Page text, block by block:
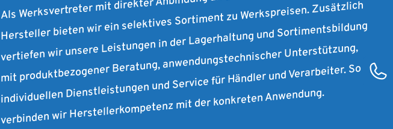
Hersteller bieten wir ein selektives Sortiment zu Werkspreisen. Zusätzlich
vertiefen wir unsere Leistungen in der Lagerhaltung und Sortimentsbildung
mit produktbezogener Beratung, anwendungstechnischer Unterstützung,
individuellen Dienstleistungen und Service für Händler und Verarbeiter. So
verbinden wir Herstellerkompetenz mit der konkreten Anwendung.